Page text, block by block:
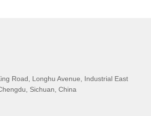
Road, Longhu Avenue, Industrial East
Sichuan, China